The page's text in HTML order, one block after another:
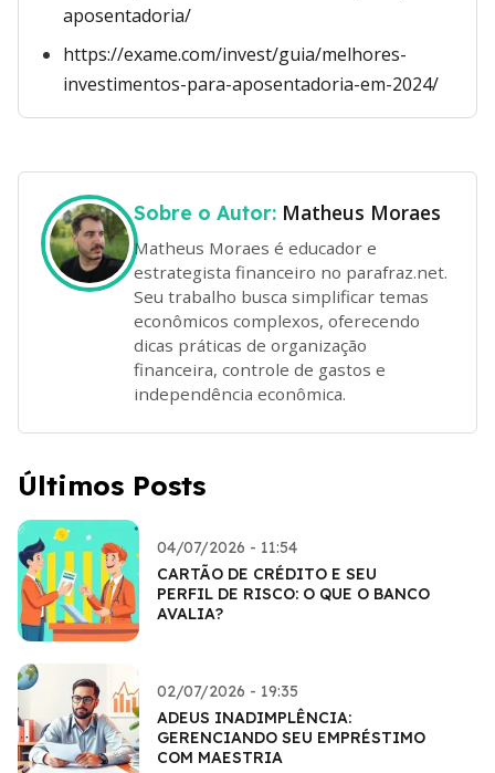
aposentadoria/
https://exame.com/invest/guia/melhores-
investimentos-para-aposentadoria-em-2024/
Sobre o Autor: Matheus Moraes
Matheus Moraes é educador e
estrategista financeiro no parafraz.net.
Seu trabalho busca simplificar temas
econômicos complexos, oferecendo
dicas práticas de organização
financeira, controle de gastos e
independência econômica.
Últimos Posts
04/07/2026 - 11:54
CARTÃO DE CRÉDITO E SEU
PERFIL DE RISCO: O QUE O BANCO
AVALIA?
02/07/2026 - 19:35
ADEUS INADIMPLÊNCIA:
GERENCIANDO SEU EMPRÉSTIMO
COM MAESTRIA